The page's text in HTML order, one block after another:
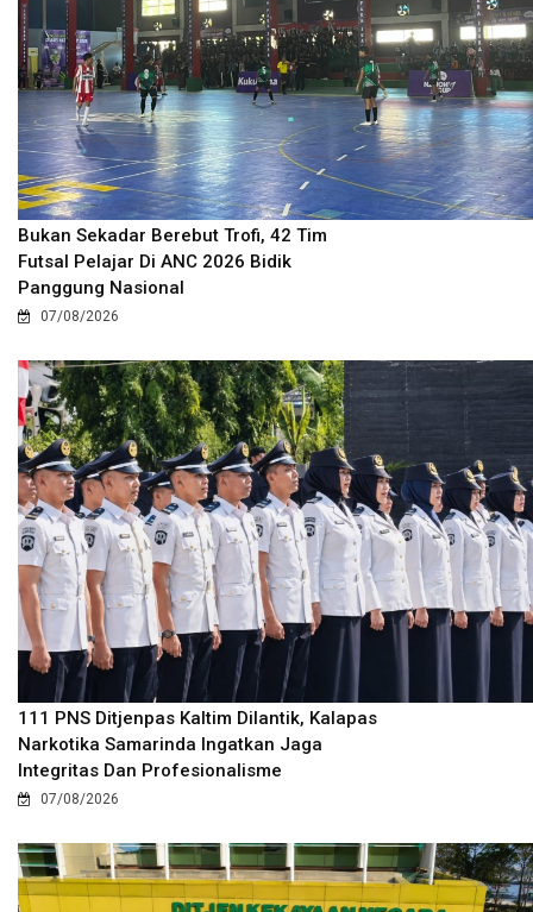
Bukan Sekadar Berebut Trofi, 42 Tim
Futsal Pelajar Di ANC 2026 Bidik
Panggung Nasional
07/08/2026
111 PNS Ditjenpas Kaltim Dilantik, Kalapas
Narkotika Samarinda Ingatkan Jaga
Integritas Dan Profesionalisme
07/08/2026